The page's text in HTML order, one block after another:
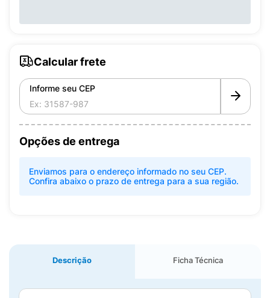
Calcular frete
Informe seu CEP
Opções de entrega
Enviamos para o endereço informado no seu CEP.
Confira abaixo o prazo de entrega para a sua região.
Descrição Ficha Técnica